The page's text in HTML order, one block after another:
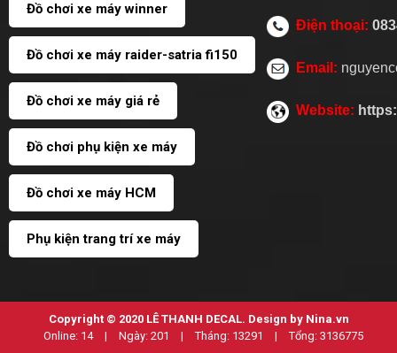
Đồ chơi xe máy winner
Đồ chơi xe máy raider-satria fi150
Đồ chơi xe máy giá rẻ
Đồ chơi phụ kiện xe máy
Đồ chơi xe máy HCM
Phụ kiện trang trí xe máy
Điện thoại:
Email:
Website:
Copyright © 2020 LÊ THANH DECAL. Design by Nina.vn
Online: 14 | Ngày: 201 | Tháng: 13291 | Tổng: 3136775